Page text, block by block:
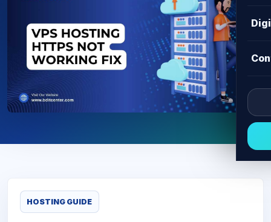
HOSTING GUIDE